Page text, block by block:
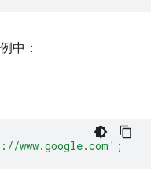
中：
www.google.com' ;